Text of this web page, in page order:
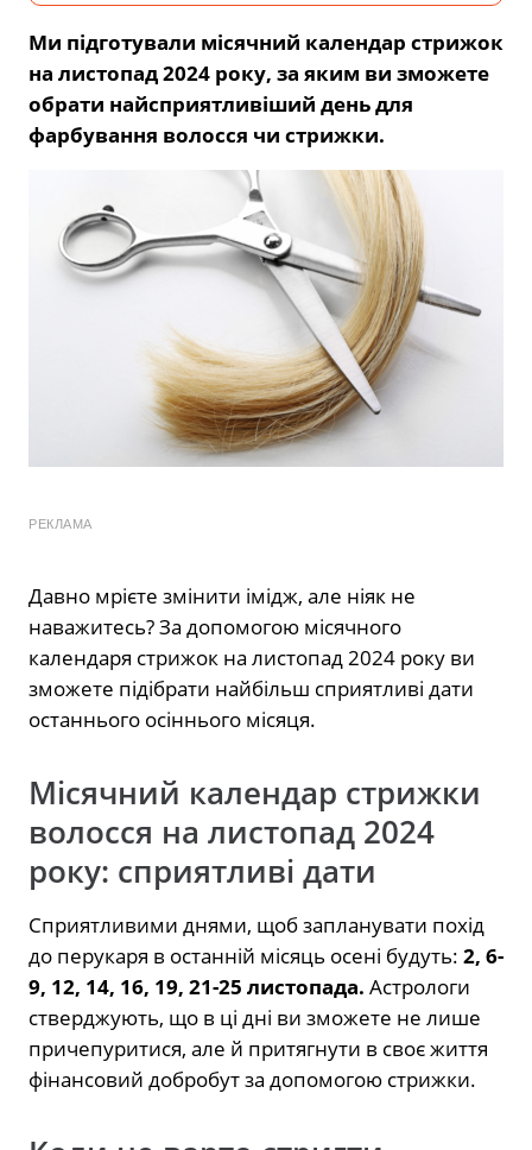
Ми підготували місячний календар стрижок
на листопад 2024 року, за яким ви зможете
обрати найсприятливіший день для
фарбування волосся чи стрижки.
РЕКЛАМА
Давно мрієте змінити імідж, але ніяк не
наважитесь? За допомогою місячного
календаря стрижок на листопад 2024 року ви
зможете підібрати найбільш сприятливі дати
останнього осіннього місяця.
Місячний календар стрижки
волосся на листопад 2024
року: сприятливі дати
Сприятливими днями, щоб запланувати похід
до перукаря в останній місяць осені будуть: 2, 6-
9, 12, 14, 16, 19, 21-25 листопада. Астрологи
стверджують, що в ці дні ви зможете не лише
причепуритися, але й притягнути в своє життя
фінансовий добробут за допомогою стрижки.